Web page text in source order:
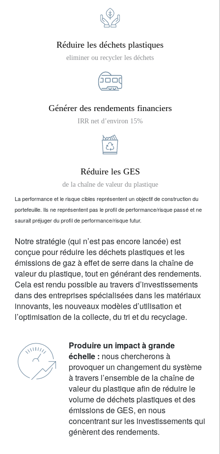
Réduire les déchets plastiques
eliminer ou recycler les déchets
Générer des rendements financiers
IRR net d’environ 15%
Réduire les GES
de la chaîne de valeur du plastique
La performance et le risque cibles représentent un objectif de construction du
portefeuille. Ils ne représentent pas le profil de performance/risque passé et ne
saurait préjuger du profil de performance/risque futur.
Notre stratégie (qui n’est pas encore lancée) est
conçue pour réduire les déchets plastiques et les
émissions de gaz à effet de serre dans la chaîne de
valeur du plastique, tout en générant des rendements.
Cela est rendu possible au travers d’investissements
dans des entreprises spécialisées dans les matériaux
innovants, les nouveaux modèles d’utilisation et
l’optimisation de la collecte, du tri et du recyclage.
Produire un impact à grande
échelle : nous chercherons à
provoquer un changement du système
à travers l’ensemble de la chaîne de
valeur du plastique afin de réduire le
volume de déchets plastiques et des
émissions de GES, en nous
concentrant sur les investissements qui
génèrent des rendements.